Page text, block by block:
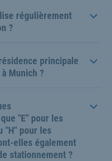
régulièrement
?
principale
Munich ?
"E" pour les
"H" pour les
elles également
stationnement ?